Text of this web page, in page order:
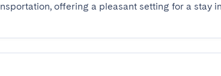
offering a pleasant setting for a stay